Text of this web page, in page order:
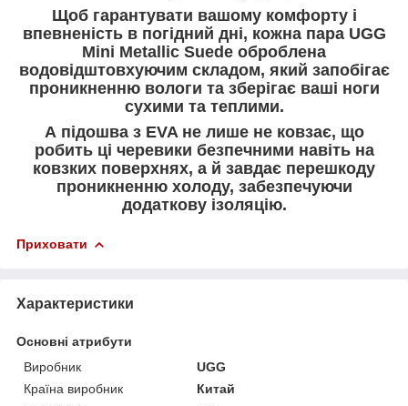
Щоб гарантувати вашому комфорту і
впевненість в погідний дні, кожна пара UGG
Mini Metallic Suede оброблена
водовідштовхуючим складом, який запобігає
проникненню вологи та зберігає ваші ноги
сухими та теплими.
А підошва з EVA не лише не ковзає, що
робить ці черевики безпечними навіть на
ковзких поверхнях, а й завдає перешкоду
проникненню холоду, забезпечуючи
додаткову ізоляцію.
Приховати
Характеристики
Основні атрибути
Виробник
UGG
Країна виробник
Китай